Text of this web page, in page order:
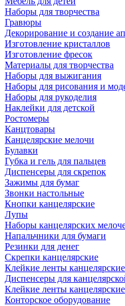
Наборы для творчества
Гравюры
Декорирование и создание
Изготовление кристаллов
Изготовление фресок
Материалы для творчества
Наборы для выжигания
Наборы для рисования и
Наборы для рукоделия
Наклейки для детской
Ростомеры
Канцтовары
Канцелярские мелочи
Булавки
Губка и гель для пальцев
Диспенсеры для скрепок
Зажимы для бумаг
Звонки настольные
Кнопки канцелярские
Лупы
Наборы канцелярских
Напальчники для бумаги
Резинки для денег
Скрепки канцелярские
Клейкие ленты
Диспенсеры для
Клейкие ленты канцелярские
Конторское оборудование